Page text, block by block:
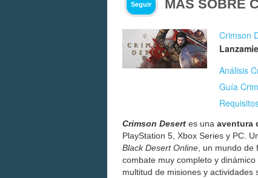
Seguir MÁS SOBRE
Crimson
Análisis
Guía
Crimson Desert es una aventura
PlayStation 5, Xbox Series y PC.
Black Desert Online , un mundo
combate muy completo y
multitud de misiones y